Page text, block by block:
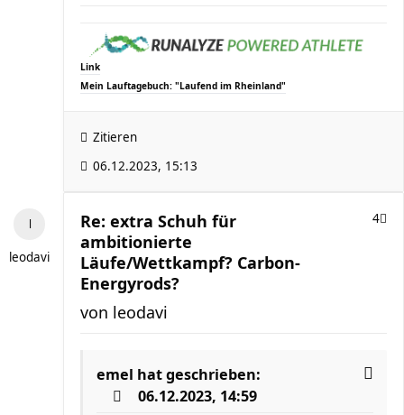
Link
Mein Lauftagebuch: "Laufend im Rheinland"
Zitieren
06.12.2023, 15:13
leodavi
Re: extra Schuh für
ambitionierte
Läufe/Wettkampf? Carbon-
Energyrods?
4
von leodavi
emel hat geschrieben:
06.12.2023, 14:59